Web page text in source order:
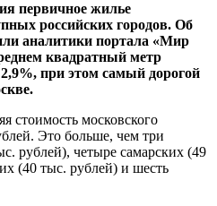
первичное жилье
российских городов. Об
аналитики портала «Мир
квадратный метр
при этом самый дорогой
стоимость московского
Это больше, чем три
рублей), четыре самарских (49
(40 тыс. рублей) и шесть